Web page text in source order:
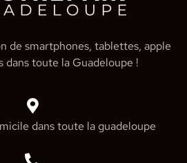
de smartphones, tablettes, apple
dans toute la Guadeloupe !
dans toute la guadeloupe